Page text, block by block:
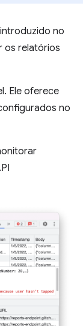
no
os relatórios
Ele oferece
no